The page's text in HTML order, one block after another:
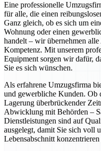
Eine professionelle
für alle, die einen
Ganz gleich, ob es sich um
Wohnung oder einen
handelt – wir übernehmen
Kompetenz. Mit unserem
Equipment sorgen wir dafür,
Sie es sich wünschen.
Als erfahrene Umzugsfirma
und gewerbliche Kunden. Ob
Lagerung überbrückender
Abwicklung mit Behörden –
Dienstleistungen sind auf
ausgelegt, damit Sie sich voll
Lebensabschnitt